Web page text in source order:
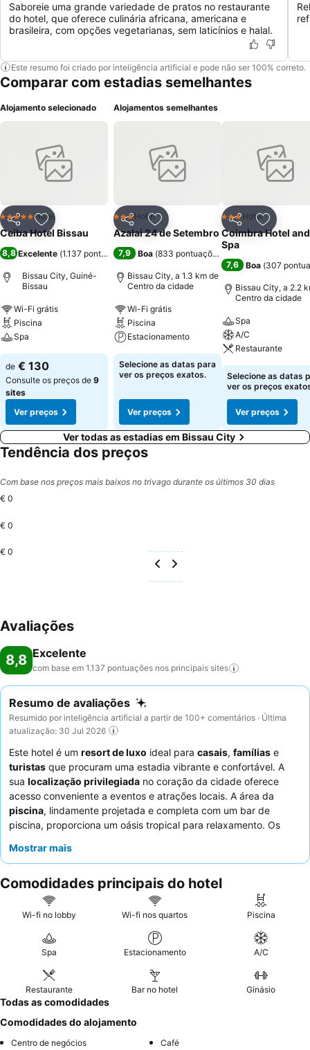
Saboreie uma grande variedade de pratos no restaurante
do hotel, que oferece culinária africana, americana e
brasileira, com opções vegetarianas, sem laticínios e halal.
Este resumo foi criado por inteligência artificial e pode não ser 100% correto.
Comparar com estadias semelhantes
Alojamento selecionado
PartilharAdicionar aos favoritos
5 EstrelasHotel
Ceiba Hotel Bissau
8,8 Excelente (1.137 pontuações)
Bissau City, Guiné-
Bissau
Wi-Fi grátis
Piscina
Spa
de € 130
Consulte os preços de 9
sites
Ver preços
Alojamentos semelhantes
PartilharAdicionar aos favoritos
3 Estrelas
Hotel
Azalai 24 de Setembro
7,9 Boa (833 pontuações
Bissau City, a 1.3 km de
Centro da cidade
Wi-Fi grátis
Piscina
Estacionamento
Selecione as datas para
ver os preços exatos.
Ver preços
Partilhar
3 Estrelas
Hotel
Coimbra Hotel and
Spa
7,6 Boa (307
Bissau City, a 2.2
Centro da cidade
Spa
A/C
Restaurante
Selecione as datas
ver os preços
Ver preços
Ver todas as estadias em Bissau City
Tendência dos preços
Com base nos preços mais baixos no trivago durante os últimos 30 dias
€ 0
€ 0
€ 0
Avaliações
8,8 Excelente
com base em 1.137 pontuações nos principais sites
Resumo de avaliações
Resumido por inteligência artificial a partir de 100+ comentários · Última
atualização: 30 Jul 2026
Este hotel é um resort de luxo ideal para casais, famílias e
turistas que procuram uma estadia vibrante e confortável. A
sua localização privilegiada no coração da cidade oferece
acesso conveniente a eventos e atrações locais. A área da
piscina, lindamente projetada e completa com um bar de
piscina, proporciona um oásis tropical para relaxamento. Os
profissionalismo dos funcionários, e o pequeno-almoço é
e de alta qualidade. Para uma experiência verdadeiramente
elevada, considere reservar um quarto num andar superior para
vistas superiores da cidade.
Mostrar mais
Comodidades principais do hotel
Wi-fi no lobby Wi-fi nos quartos Piscina
Spa Estacionamento A/C
Restaurante Bar no hotel Ginásio
Todas as comodidades
Comodidades do alojamento
Centro de negócios Café